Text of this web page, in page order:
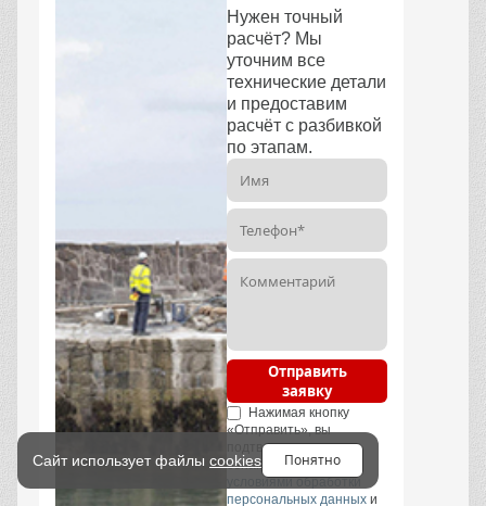
Нужен точный
расчёт? Мы
уточним все
технические детали
и предоставим
расчёт с разбивкой
по этапам.
Отправить
заявку
Нажимая кнопку
«Отправить», вы
подтверждаете, что
ознакомились с
условиями обработки
персональных данных и
Сайт использует файлы cookies Понятно